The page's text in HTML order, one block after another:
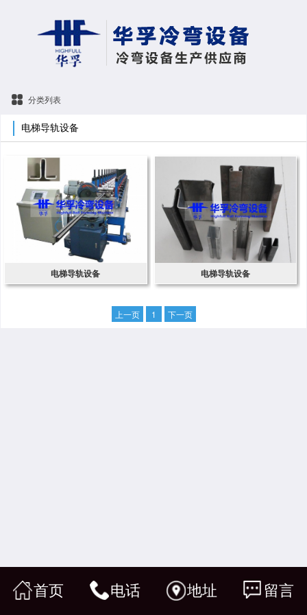
分类列表
电梯导轨设备
电梯导轨设备 电梯导轨设备
上一页 1 下一页
首页 电话 地址 留言